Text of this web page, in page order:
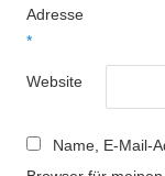
Adresse
*
Website
Name, E-Mail-